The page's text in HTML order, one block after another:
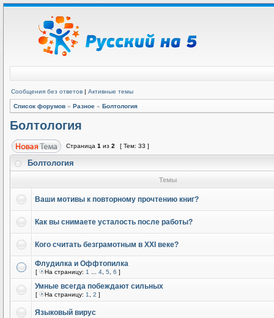
Сообщения без ответов | Активные темы
Список форумов » Разное » Болтология
Болтология
Страница 1 из 2 [ Тем: 33 ]
Болтология
Темы
Ваши мотивы к повторному прочтению книг?
Как вы снимаете усталость после работы?
Кого считать безграмотным в XXI веке?
Флудилка и Оффтопилка
[ На страницу: 1 4 5 6 ]
Умные всегда побеждают сильных
[ На страницу: 1 2 ]
Языковый вирус